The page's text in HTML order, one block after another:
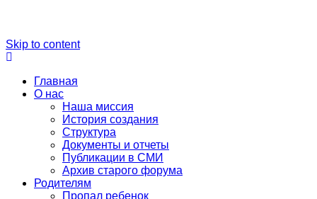
Skip to content
Главная
О нас
Наша миссия
История создания
Структура
Документы и отчеты
Публикации в СМИ
Архив старого форума
Родителям
Пропал ребенок